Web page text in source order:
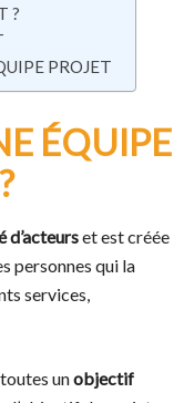
?
PROJET
ÉQUIPE
d’acteurset est créée
personnes qui la
services,
unobjectif